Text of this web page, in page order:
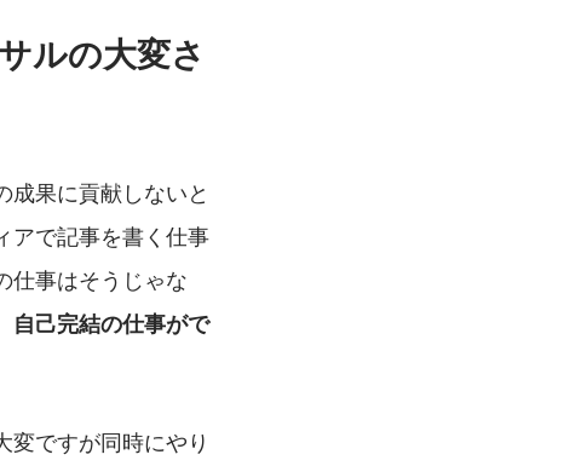
ルの大変さ
成果に貢献しないと
アで記事を書く仕事
仕事はそうじゃな
自己完結の仕事がで
ですが同時にやり